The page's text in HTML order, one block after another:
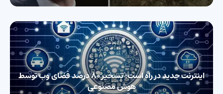
اینترنت جدید در راه است؛ تسخیر ۸۰ درصد فضای وب توسط
هوش مصنوعی